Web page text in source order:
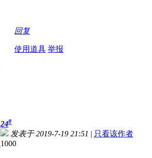
回复
使用道具 举报
24#
发表于 2019-7-19 21:51 | 只看该作者
1000